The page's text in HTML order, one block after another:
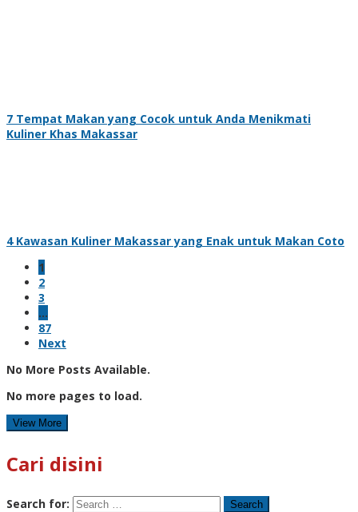
7 Tempat Makan yang Cocok untuk Anda Menikmati
Kuliner Khas Makassar
4 Kawasan Kuliner Makassar yang Enak untuk Makan Coto
1
2
3
…
87
Next
No More Posts Available.
No more pages to load.
View More
Cari disini
Search for: